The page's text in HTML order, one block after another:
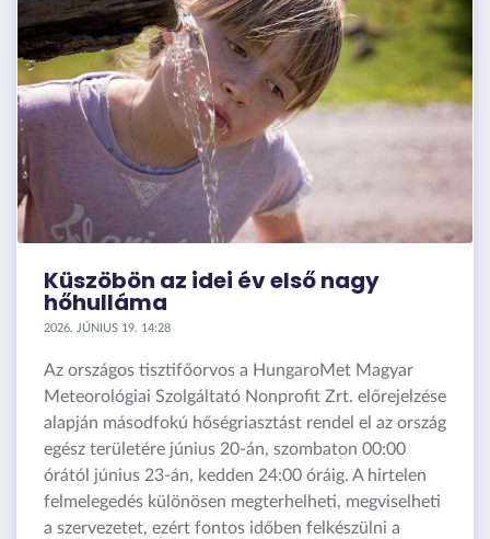
Küszöbön az idei év első nagy
hőhulláma
2026. JÚNIUS 19. 14:28
Az országos tisztifőorvos a HungaroMet Magyar
Meteorológiai Szolgáltató Nonprofit Zrt. előrejelzése
alapján másodfokú hőségriasztást rendel el az ország
egész területére június 20-án, szombaton 00:00
órától június 23-án, kedden 24:00 óráig. A hirtelen
felmelegedés különösen megterhelheti, megviselheti
a szervezetet, ezért fontos időben felkészülni a